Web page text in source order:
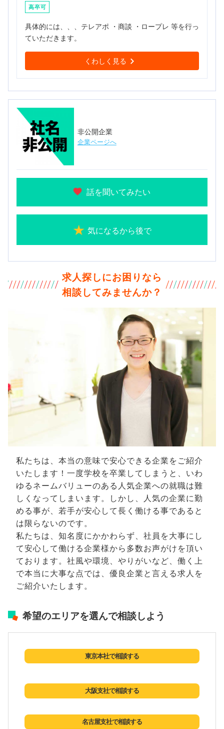
高卒可
具体的には、、、テレアポ ・商談 ・ロープレ 等を行っ
ていただきます。
くわしく見る
非公開企業
企業ページへ
話を聞いてみたい
気になるから後で
求人探しにお困りなら
相談してみませんか？
私たちは、本当の意味で安心できる企業をご紹介
いたします！一度学校を卒業してしまうと、いわ
ゆるネームバリューのある人気企業への就職は難
しくなってしまいます。しかし、人気の企業に勤
める事が、若手が安心して長く働ける事であると
は限らないのです。
私たちは、知名度にかかわらず、社員を大事にし
て安心して働ける企業様から多数お声がけを頂い
ております。社風や環境、やりがいなど、働く上
で本当に大事な点では、優良企業と言える求人を
ご紹介いたします。
希望のエリアを選んで相談しよう
東京本社で相談する
大阪支社で相談する
名古屋支社で相談する